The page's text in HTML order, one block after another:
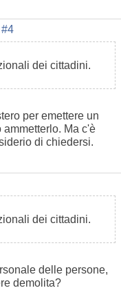
#4
dei cittadini.
per emettere un
Ma c'è
di chiedersi.
dei cittadini.
delle persone,
demolita?